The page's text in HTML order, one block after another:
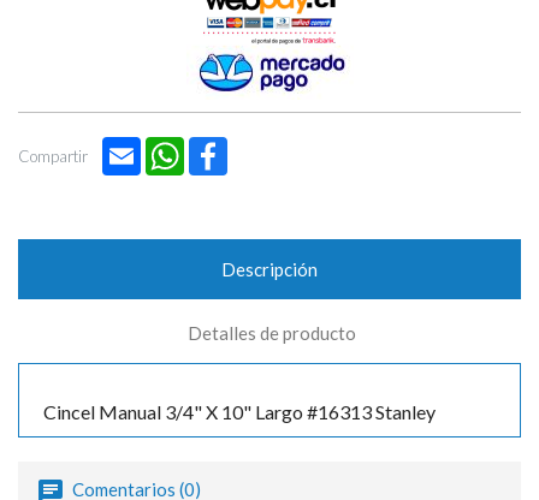
Compartir Email WhatsApp
Descripción
Detalles de producto
Cincel Manual 3/4" X 10" Largo #16313 Stanley
Comentarios (0)